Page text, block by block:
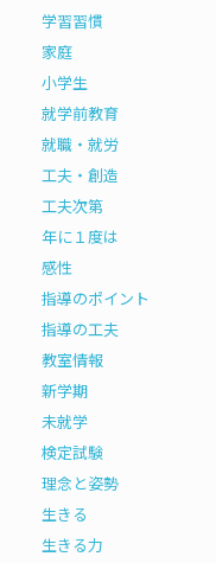
学習習慣
家庭
小学生
就学前教育
就職・就労
工夫・創造
工夫次第
年に１度は
感性
指導のポイント
指導の工夫
教室情報
新学期
未就学
検定試験
理念と姿勢
生きる
生きる力